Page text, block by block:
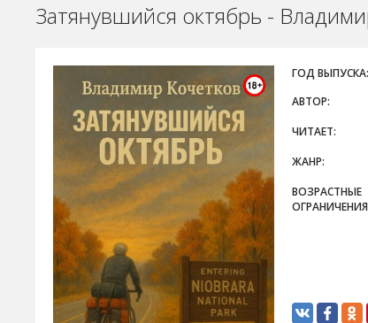
Затянувшийся октябрь -
ГОД ВЫПУСКА:
АВТОР:
ЧИТАЕТ:
ЖАНР:
ВОЗРАСТНЫЕ